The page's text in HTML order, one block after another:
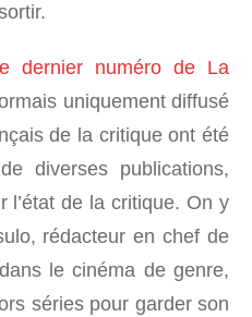
dernier numéro de La
uniquement diffusé
de la critique ont été
diverses publications,
l’état de la critique. On y
rédacteur en chef de
le cinéma de genre,
séries pour garder son